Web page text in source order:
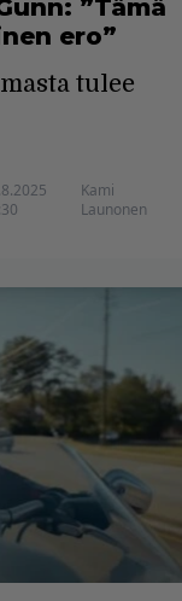
”Tämä
ero”
tulee
Kami
Launonen